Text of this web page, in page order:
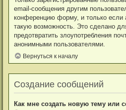
email-сообщения другим
конференцию форму, и только если
такую возможность. Это сделано
предотвратить злоупотребления
анонимными пользователями.
Вернуться к началу
Создание сообщений
Как мне создать новую тему или